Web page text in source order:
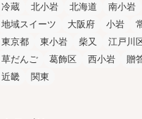
冷蔵
北小岩 北海道 南小岩
地域スイーツ
大阪府 小岩
東京都
東小岩 柴又 江戸川
草だんご
葛飾区 西小岩 贈
近畿
関東